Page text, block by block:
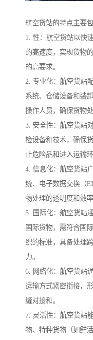
航空货站的特点主要
1. 性：航空货站以快
的高速度，实现货物
的高要求。
2. 专业化：航空货站
系统、仓储设备和装
操作人员，确保货物
3. 安全性：航空货站
检设备和技术，确保
止危险品和进入运输环
4. 信息化：航空货站
统、电子数据交换（
物处理的透明度和效
5. 国际化：航空货站
国际货物，需符合国
织的标准，具备处理
力。
6. 网络化：航空货站
运输方式紧密衔接，
缝对接和。
7. 灵活性：航空货站
物、特种货物（如鲜